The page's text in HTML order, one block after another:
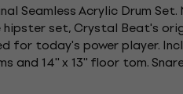
Seamless Acrylic Drum
set, Crystal Beat's
for today's power player.
and 14'' x 13'' floor tom.